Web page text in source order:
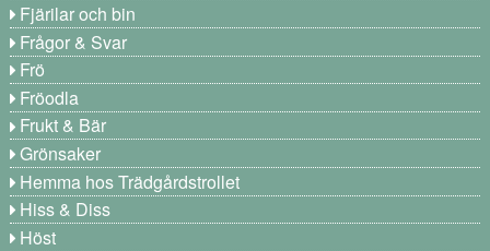
Fjärilar och bin
Frågor & Svar
Frö
Fröodla
Frukt & Bär
Grönsaker
Hemma hos Trädgårdstrollet
Hiss & Diss
Höst